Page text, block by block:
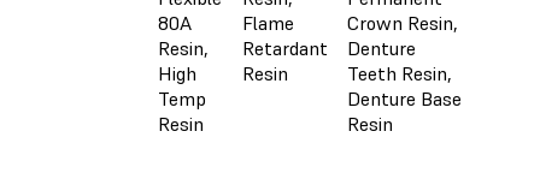
80A
Resin,
High
Temp
Resin
Flame
Retardant
Resin
Crown Resin,
Denture
Teeth Resin,
Denture Base
Resin